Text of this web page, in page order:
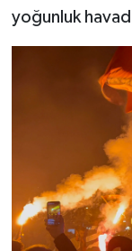
yoğunluk